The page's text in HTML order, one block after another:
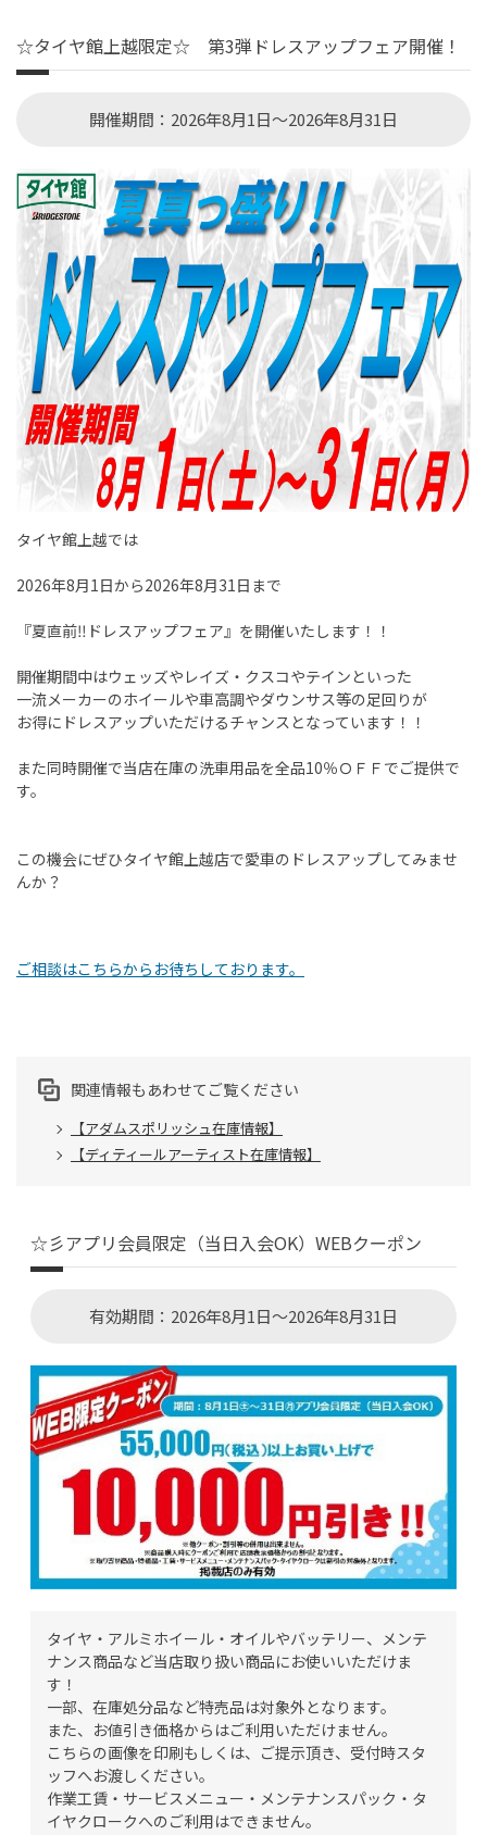
☆タイヤ館上越限定☆ 第3弾ドレスアップフェア開催！
開催期間：2026年8月1日～2026年8月31日
タイヤ館上越では
2026年8月1日から2026年8月31日まで
『夏直前‼ドレスアップフェア』を開催いたします！！
開催期間中はウェッズやレイズ・クスコやテインといった
一流メーカーのホイールや車高調やダウンサス等の足回りが
お得にドレスアップいただけるチャンスとなっています！！
また同時開催で当店在庫の洗車用品を全品10％ＯＦＦでご提供で
す。
この機会にぜひタイヤ館上越店で愛車のドレスアップしてみませ
んか？
ご相談はこちらからお待ちしております。
関連情報もあわせてご覧ください
【アダムスポリッシュ在庫情報】
【ディティールアーティスト在庫情報】
☆彡アプリ会員限定（当日入会OK）WEBクーポン
有効期間：2026年8月1日～2026年8月31日
タイヤ・アルミホイール・オイルやバッテリー、メンテ
ナンス商品など当店取り扱い商品にお使いいただけま
す！
一部、在庫処分品など特売品は対象外となります。
また、お値引き価格からはご利用いただけません。
こちらの画像を印刷もしくは、ご提示頂き、受付時スタ
ッフへお渡しください。
作業工賃・サービスメニュー・メンテナンスパック・タ
イヤクロークへのご利用はできません。